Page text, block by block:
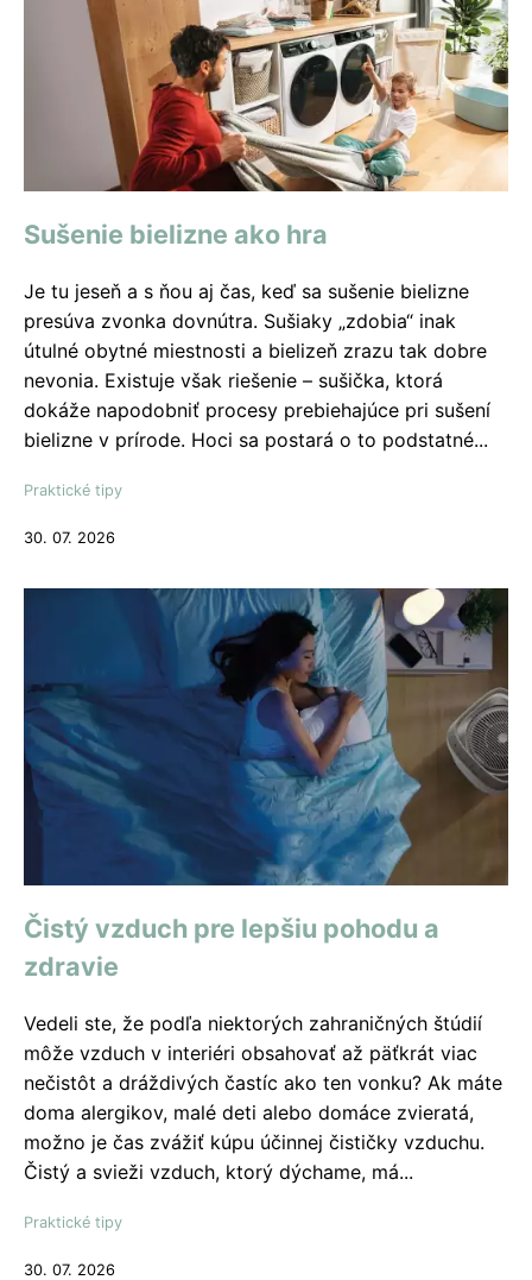
Sušenie bielizne ako hra
Je tu jeseň a s ňou aj čas, keď sa sušenie bielizne
presúva zvonka dovnútra. Sušiaky „zdobia“ inak
útulné obytné miestnosti a bielizeň zrazu tak dobre
nevonia. Existuje však riešenie – sušička, ktorá
dokáže napodobniť procesy prebiehajúce pri sušení
bielizne v prírode. Hoci sa postará o to podstatné...
Praktické tipy
30. 07. 2026
Čistý vzduch pre lepšiu pohodu a
zdravie
Vedeli ste, že podľa niektorých zahraničných štúdií
môže vzduch v interiéri obsahovať až päťkrát viac
nečistôt a dráždivých častíc ako ten vonku? Ak máte
doma alergikov, malé deti alebo domáce zvieratá,
možno je čas zvážiť kúpu účinnej čističky vzduchu.
Čistý a svieži vzduch, ktorý dýchame, má...
Praktické tipy
30. 07. 2026